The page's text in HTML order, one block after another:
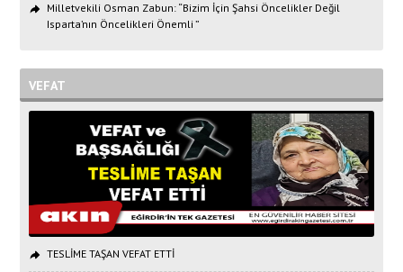
Milletvekili Osman Zabun: “Bizim İçin Şahsi Öncelikler Değil
Isparta’nın Öncelikleri Önemli ”
VEFAT
TESLİME TAŞAN VEFAT ETTİ